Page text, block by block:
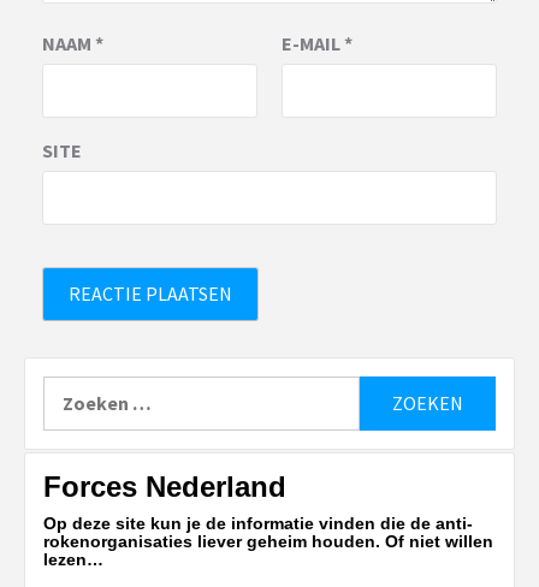
NAAM * E-MAIL*
SITE
naar:
Forces Nederland
Op deze site kun je de informatie vinden die de anti-
rokenorganisaties liever geheim houden. Of niet willen
lezen…